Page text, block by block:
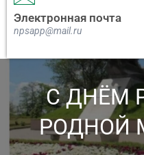
Электронная почта
npsapp@mail.ru
С ДНЁМ
РОДНОЙ